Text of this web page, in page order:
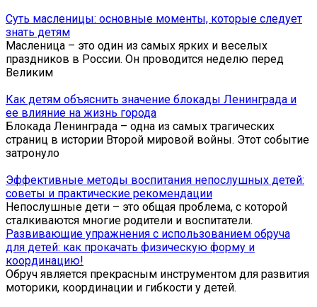
Суть масленицы: основные моменты, которые следует
знать детям
Масленица – это один из самых ярких и веселых
праздников в России. Он проводится неделю перед
Великим
Как детям объяснить значение блокады Ленинграда и
ее влияние на жизнь города
Блокада Ленинграда – одна из самых трагических
страниц в истории Второй мировой войны. Этот событие
затронуло
Эффективные методы воспитания непослушных детей:
советы и практические рекомендации
Непослушные дети – это общая проблема, с которой
сталкиваются многие родители и воспитатели.
Развивающие упражнения с использованием обруча
для детей: как прокачать физическую форму и
координацию!
Обруч является прекрасным инструментом для развития
моторики, координации и гибкости у детей.